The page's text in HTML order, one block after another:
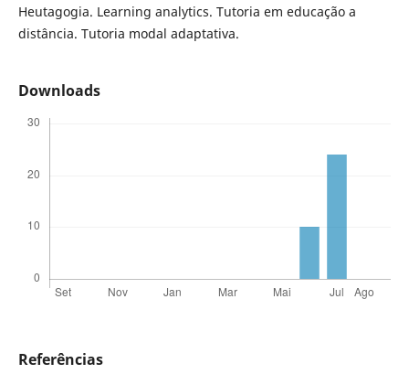
Heutagogia. Learning analytics. Tutoria em educação a
distância. Tutoria modal adaptativa.
Downloads
Referências